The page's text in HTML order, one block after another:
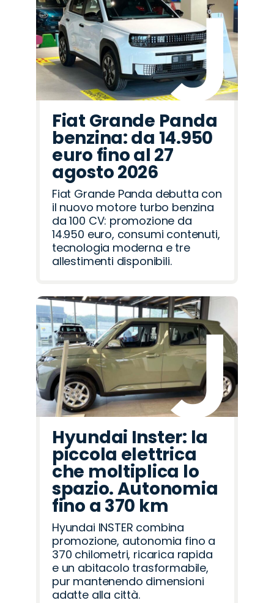
Fiat Grande Panda
benzina: da 14.950
euro fino al 27
agosto 2026
Fiat Grande Panda debutta con
il nuovo motore turbo benzina
da 100 CV: promozione da
14.950 euro, consumi contenuti,
tecnologia moderna e tre
allestimenti disponibili.
Hyundai Inster: la
piccola elettrica
che moltiplica lo
spazio. Autonomia
fino a 370 km
Hyundai INSTER combina
promozione, autonomia fino a
370 chilometri, ricarica rapida
e un abitacolo trasformabile,
pur mantenendo dimensioni
adatte alla città.